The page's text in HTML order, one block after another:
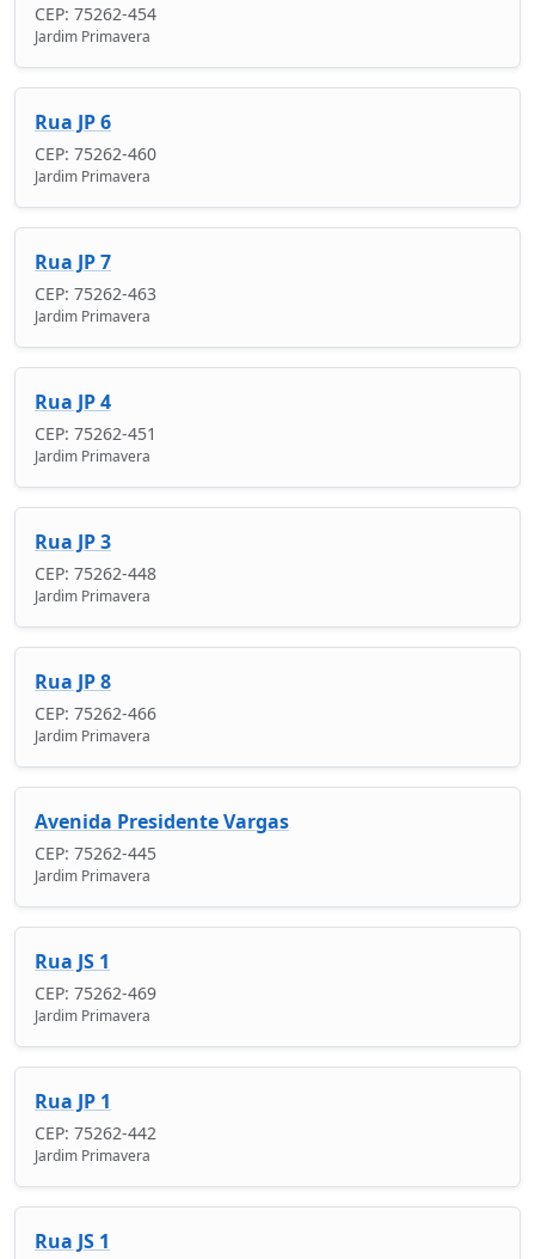
CEP: 75262-454
Jardim Primavera
Rua JP 6
CEP: 75262-460
Jardim Primavera
Rua JP 7
CEP: 75262-463
Jardim Primavera
Rua JP 4
CEP: 75262-451
Jardim Primavera
Rua JP 3
CEP: 75262-448
Jardim Primavera
Rua JP 8
CEP: 75262-466
Jardim Primavera
Avenida Presidente Vargas
CEP: 75262-445
Jardim Primavera
Rua JS 1
CEP: 75262-469
Jardim Primavera
Rua JP 1
CEP: 75262-442
Jardim Primavera
Rua JS 1